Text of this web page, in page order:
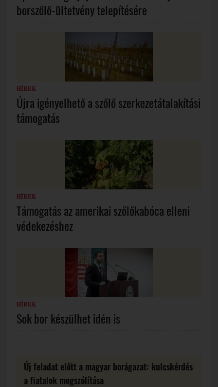
borszőlő-ültetvény telepítésére
HÍREK
Újra igényelhető a szőlő szerkezetátalakítási
támogatás
HÍREK
Támogatás az amerikai szőlőkabóca elleni
védekezéshez
HÍREK
Sok bor készülhet idén is
Új feladat előtt a magyar borágazat: kulcskérdés
a fiatalok megszólítása